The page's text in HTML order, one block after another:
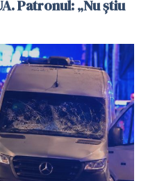
Patronul: „Nu știu